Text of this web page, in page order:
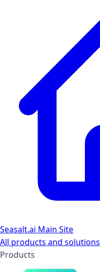
Seasalt.ai Main Site
All products and solutions
Products